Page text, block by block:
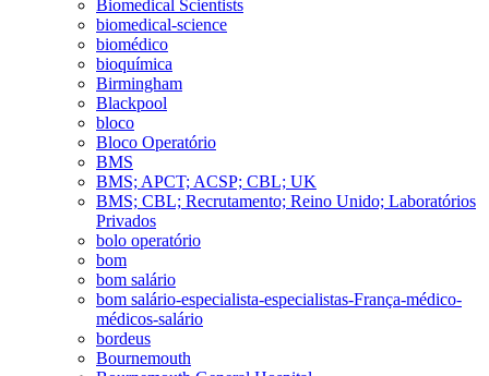
Biomedical Scientists
biomedical-science
biomédico
bioquímica
Birmingham
Blackpool
bloco
Bloco Operatório
BMS
BMS; APCT; ACSP; CBL; UK
BMS; CBL; Recrutamento; Reino Unido; Laboratórios
Privados
bolo operatório
bom
bom salário
bom salário-especialista-especialistas-França-médico-
médicos-salário
bordeus
Bournemouth